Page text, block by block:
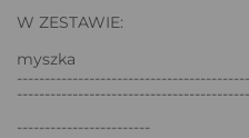
W ZESTAWIE:
myszka
------------------------